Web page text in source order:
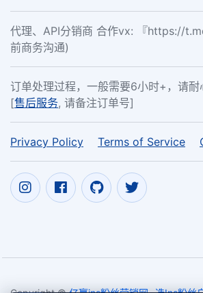
代理、API分销商 合作vx: 『https://
前商务沟通)
订单处理过程，一般需要6小时+，请耐
[售后服务, 请备注订单号]
Privacy Policy Terms of Service